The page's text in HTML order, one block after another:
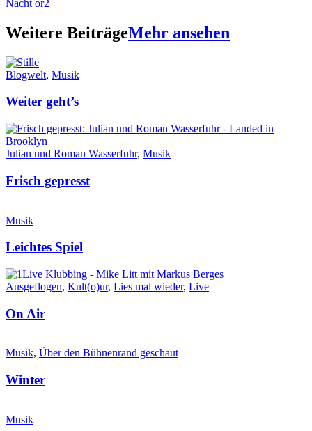
Nacht or2
Weitere BeiträgeMehr ansehen
Blogwelt, Musik
Weiter geht’s
Julian und Roman Wasserfuhr, Musik
Frisch gepresst
Musik
Leichtes Spiel
Ausgeflogen, Kult(o)ur, Lies mal wieder, Live
On Air
Musik, Über den Bühnenrand geschaut
Winter
Musik